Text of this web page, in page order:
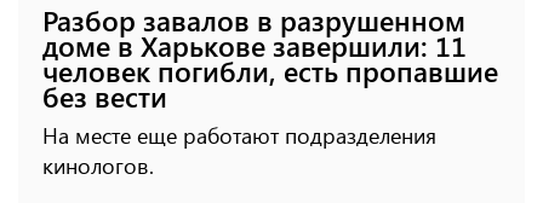
Разбор завалов в разрушенном
доме в Харькове завершили: 11
человек погибли, есть пропавшие
без вести
На месте еще работают подразделения
кинологов.